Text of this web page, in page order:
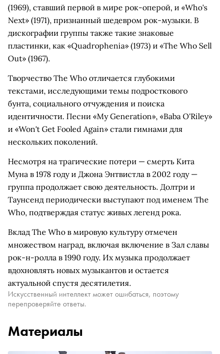
(1969), ставший первой в мире рок-оперой, и «Who's
Next» (1971), признанный шедевром рок-музыки. В
дискографии группы также такие знаковые
пластинки, как «Quadrophenia» (1973) и «The Who Sell
Out» (1967).
Творчество The Who отличается глубокими
текстами, исследующими темы подросткового
бунта, социального отчуждения и поиска
идентичности. Песни «My Generation», «Baba O'Riley»
и «Won't Get Fooled Again» стали гимнами для
нескольких поколений.
Несмотря на трагические потери — смерть Кита
Муна в 1978 году и Джона Энтвистла в 2002 году —
группа продолжает свою деятельность. Долтри и
Таунсенд периодически выступают под именем The
Who, подтверждая статус живых легенд рока.
Вклад The Who в мировую культуру отмечен
множеством наград, включая включение в Зал славы
рок-н-ролла в 1990 году. Их музыка продолжает
вдохновлять новых музыкантов и остается
актуальной спустя десятилетия.
Искусственный интеллект может ошибаться, поэтому
перепроверяйте ответы.
Материалы